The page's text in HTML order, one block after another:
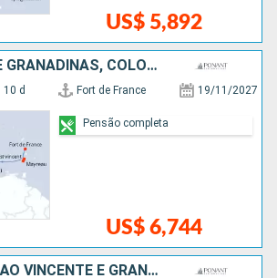
US$ 5,892
SÃO VINCENTE E GRANADINAS, COLOMBIA, PANAMÁ
10 d Fort de France 19/11/2027
US$ 6,744
Pensão completa
SANTA LUCIA, SÃO VINCENTE E GRANADINAS, COLOMBIA, PANAMÁ